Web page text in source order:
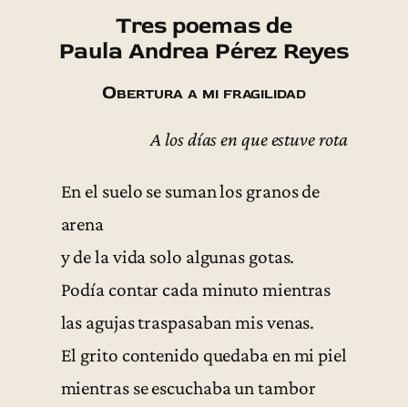
Tres poemas de
Paula Andrea Pérez Reyes
Obertura a mi fragilidad
A los días en que estuve rota
En el suelo se suman los granos de
arena
y de la vida solo algunas gotas.
Podía contar cada minuto mientras
las agujas traspasaban mis venas.
El grito contenido quedaba en mi piel
mientras se escuchaba un tambor